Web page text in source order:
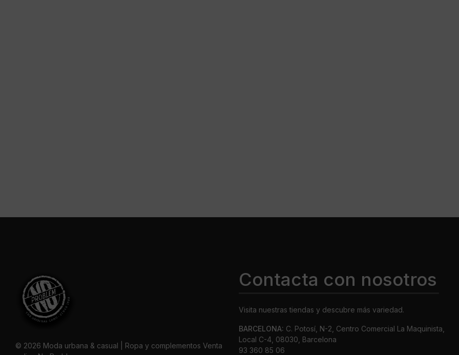
© 2026 Moda urbana & casual | Ropa y complementos Venta
Contacta con nosotros
Visita nuestras tiendas y descubre más variedad.
BARCELONA: C. Potosí, N-2, Centro Comercial La Maquinista,
Local C-4, 08030, Barcelona
93 360 85 06